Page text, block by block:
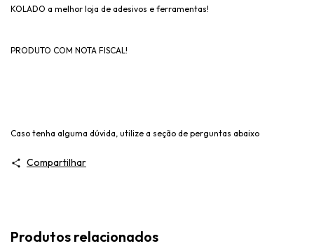
KOLADO a melhor loja de adesivos e ferramentas!
PRODUTO COM NOTA FISCAL!
Caso tenha alguma dúvida, utilize a seção de perguntas abaixo
Compartilhar
Produtos relacionados